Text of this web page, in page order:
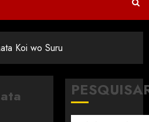
Koi wo Suru